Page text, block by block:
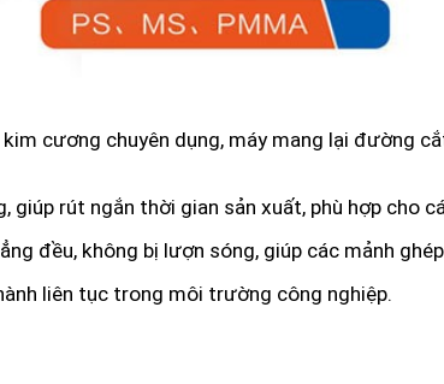
cương chuyên dụng, máy mang lại đường
giúp rút ngắn thời gian sản xuất, phù hợp cho
đều, không bị lượn sóng, giúp các mảnh
liên tục trong môi trường công nghiệp.